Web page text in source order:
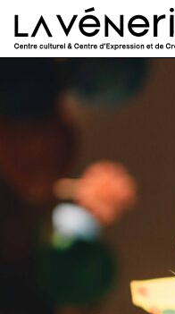
Aller au contenu principal